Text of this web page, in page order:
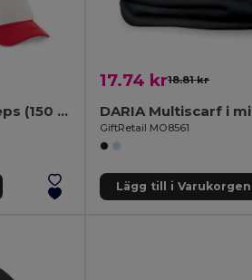
Polyester och mesh keps (150 g/m²)
17.74 kr18.81 kr
DARIA Multiscarf i
GiftRetail MO8561
Lägg till i Varukorgen